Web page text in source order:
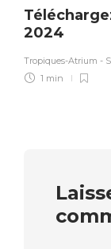
2024
Tropiques-Atrium -
1 min